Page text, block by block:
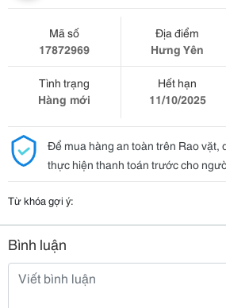
Mã số
17872969
Địa điểm
Hưng Yên
Tình trạng
Hàng mới
Hết hạn
11/10/2025
Để mua hàng an toàn trên Rao vặt,
thực hiện thanh toán trước cho
Từ khóa gợi ý:
Bình luận